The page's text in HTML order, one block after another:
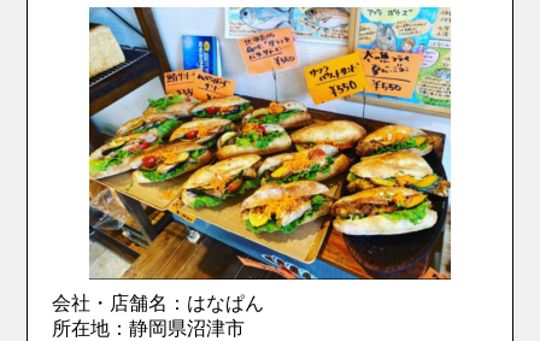
会社・店舗名：はなぱん
所在地：静岡県沼津市